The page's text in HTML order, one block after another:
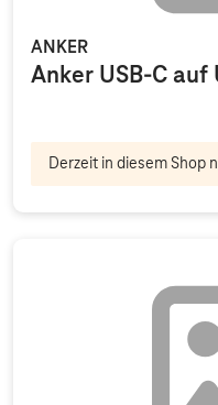
ANKER
Anker USB-C auf
Derzeit in diesem Shop